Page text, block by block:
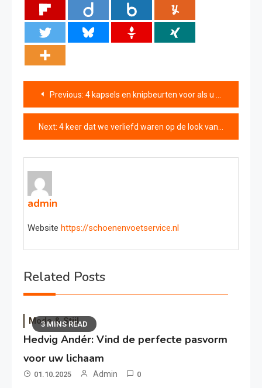
Bericht
navigatie
Previous: 4 kapsels en knipbeurten voor als u geen tijd heeft om uw haar te stylen
Next: 4 keer dat we verliefd waren op de look van Jenny Strömstedt – zo shop je haar kleding
admin
Website https://schoenenvoetservice.nl
Related Posts
3 MINS READ
Mode & Stijl
Hedvig Andér: Vind de perfecte pasvorm
voor uw lichaam
01.10.2025 Admin 0